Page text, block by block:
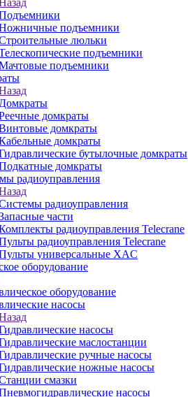
подъемники
люльки
подъемники
подъемники
Домкраты
домкраты
домкраты
домкраты
бутылочные домкраты
домкраты
радиоуправления
радиоуправления
части
радиоуправления Telecrane
радиоуправления Telecrane
универсальные XAC
оборудование
оборудование
насосы
насосы
маслостанции
ручные насосы
ножные насосы
смазки
насосы